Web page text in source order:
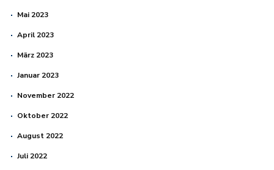
Mai 2023
April 2023
März 2023
Januar 2023
November 2022
Oktober 2022
August 2022
Juli 2022